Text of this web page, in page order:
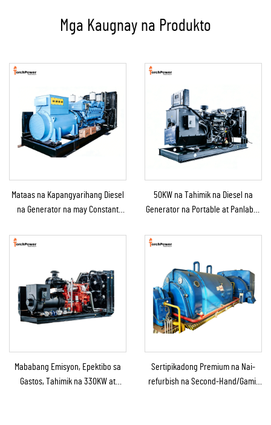
Mga Kaugnay na Produkto
Mataas na Kapangyarihang Diesel
na Generator na may Constant
Mining/Produksyon sa Pabrika at
50KW na Tahimik na Diesel na
Generator na Portable at Panlabas
Panlabas na Konstruksyon at
Mababang Emisyon, Epektibo sa
Gastos, Tahimik na 330KW at
Sertipikadong Premium na Nai-
refurbish na Second-Hand/Gamit